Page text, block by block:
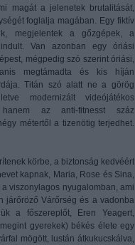
magát a jelenetek brutalitását,
foglalja magában. Egy fiktív
megjelentek a gőzgépek, a
Van azonban egy óriási
mégpedig szó szerint óriási,
megtámadta és kis híján
Titán szó alatt ne a görög
modernizált videójátékos
hanem az anti-fitnesst száz
métertől a tizenötig terjedhet.
körbe, a biztonság kedvéért
kapnak, Maria, Rose és Sina,
viszonylagos nyugalomban, ami
járőröző Várőrség és a vadonba
a főszereplőt, Eren Yeagert,
gyerekek) békés élete egy
mögött, lustán átkukucskálva,